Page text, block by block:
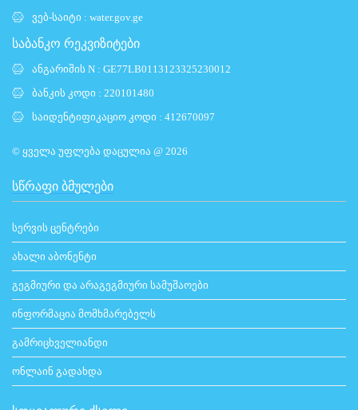
ვებ-საიტი : water.gov.ge
საბანკო რეკვიზიტები
ანგარიშის N : GE77LB0113123325230012
ბანკის კოდი : 220101480
საიდენტიფიკაციო კოდი : 412670097
© ყველა უფლება დაცულია @ 2026
ᲡᲬᲠᲐᲤᲘ ᲑᲛᲣᲚᲔᲑᲘ
სერვის ცენტრები
ახალი აბონენტი
გეგმიური და არაგეგმიური სამუშაოები
ინფორმაცია მომხმარებელს
გამრიცხველიანდი
ონლაინ გადახდა